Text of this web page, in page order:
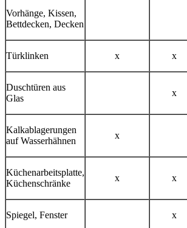
Vorhänge, Kissen,
Bettdecken, Decken
Türklinken​ x x
Duschtüren aus
Glas​
x
Kalkablagerungen
auf Wasserhähnen​
x
Küchenarbeitsplatte,
Küchenschränke
x x
Spiegel, Fenster x